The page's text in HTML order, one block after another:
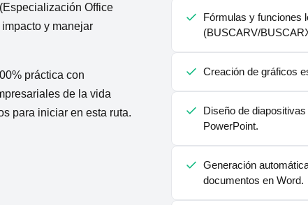
Office
y manejar
práctica con
de la vida
para iniciar en esta ruta.
Fórmulas y funciones
(BUSCARV/
Creación de gráficos
Diseño de
PowerPoint.
Generación
documentos en Word.